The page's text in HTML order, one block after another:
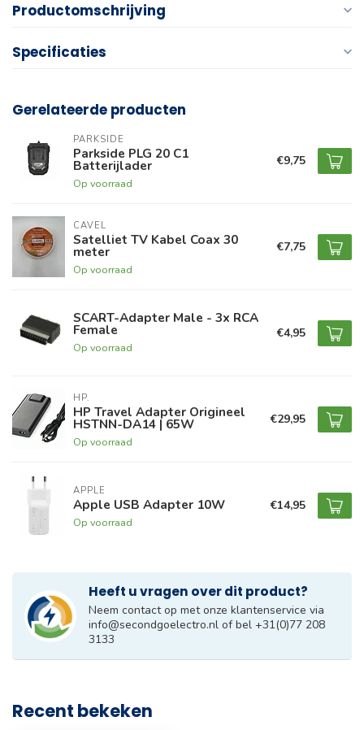
Productomschrijving
Specificaties
Gerelateerde producten
PARKSIDE
Parkside PLG 20 C1
Batterijlader
Op voorraad
€9,75
CAVEL
Satelliet TV Kabel Coax 30
meter
Op voorraad
€7,75
SCART-Adapter Male - 3x RCA
Female
Op voorraad
€4,95
HP.
HP Travel Adapter Origineel
HSTNN-DA14 | 65W
Op voorraad
€29,95
APPLE
Apple USB Adapter 10W
Op voorraad
€14,95
Heeft u vragen over dit product?
Neem contact op met onze klantenservice via
info@secondgoelectro.nl of bel +31(0)77 208
3133
Recent bekeken